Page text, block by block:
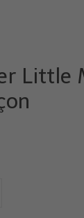
Little